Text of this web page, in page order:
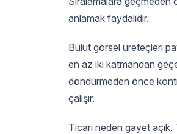
anlamak faydalıdır.
Bulut görsel üreteçleri
en az iki katmandan
döndürmeden önce
çalışır.
Ticari neden gayet açık.